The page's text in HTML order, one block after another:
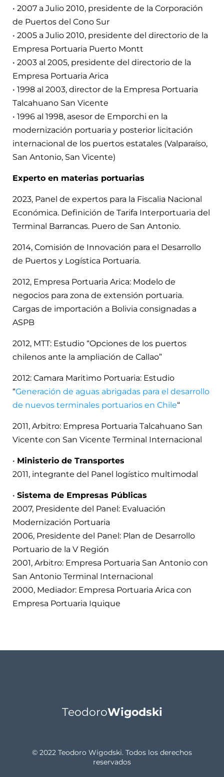
• 2007 a Julio 2010, presidente de la Corporación
de Puertos del Cono Sur
• 2005 a Julio 2010, presidente del directorio de la
Empresa Portuaria Puerto Montt
• 2003 al 2005, presidente del directorio de la
Empresa Portuaria Arica
• 1998 al 2003, director de la Empresa Portuaria
Talcahuano San Vicente
• 1996 al 1998, asesor de Emporchi en la
modernización portuaria y posterior licitación
internacional de los puertos estatales (Valparaíso,
San Antonio, San Vicente)
Experto en materias portuarias
2023, Panel de expertos para la Fiscalia Nacional
Económica. Definición de Tarifa Interportuaria del
Terminal Barrancas. Puero de San Antonio.
2014, Comisión de Innovación para el Desarrollo
de Puertos y Logística Portuaria.
2012, Empresa Portuaria Arica: Modelo de
negocios para zona de extensión portuaria.
Cargas de importación a Bolivia consignadas a
ASPB
2012, MTT: Estudio “Opciones de los puertos
chilenos ante la ampliación de Callao”
2012: Camara Maritimo Portuaria: Estudio
“Generación de aguas abrigadas para el desarrollo
de nuevos terminales portuarios en Chile“
2011, Arbitro: Empresa Portuaria Talcahuano San
Vicente con San Vicente Terminal Internacional
• Ministerio de Transportes
2011, integrante del Panel logístico multimodal
• Sistema de Empresas Públicas
2007, Presidente del Panel: Evaluación
Modernización Portuaria
2006, Presidente del Panel: Plan de Desarrollo
Portuario de la V Región
2001, Arbitro: Empresa Portuaria San Antonio con
San Antonio Terminal Internacional
2000, Mediador: Empresa Portuaria Arica con
Empresa Portuaria Iquique
TeodoroWigodski
© 2022 Teodoro Wigodski. Todos los derechos
reservados